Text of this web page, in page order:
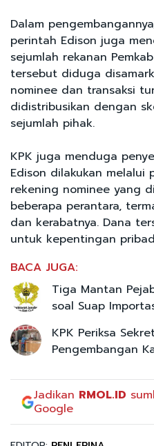
Dalam
perintah Edison juga
sejumlah rekanan
tersebut diduga
nominee dan transaksi
didistribusikan dengan
sejumlah pihak.
KPK juga menduga
Edison dilakukan melalui
rekening nominee yang
beberapa perantara,
dan kerabatnya. Dana
untuk kepentingan
BACA JUGA:
Tiga Mantan
soal Suap
KPK Periksa
Pengembangan
Jadikan RMOL.ID
Google